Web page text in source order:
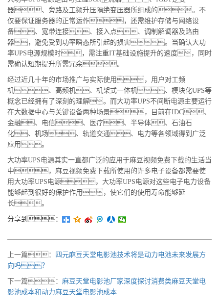
器、旁路及工频升压隔绝变压器所组成的。不
仅要保证服务器的正常运作，还需维护存储与网络设
备、宽带连接、接入点、调制解调器及路由
器，避免受到功率瞬态所引起的损害。当确认大功
率UPS电源规模时，需注重IT基础设施提升的速度，同时
需确认短期提升所需冗余。
经过近几十年的市场推广与实际使用，用户对工频
机、高频机、机架式一体机、模块化UPS等
概念已经拥有了深刻的理解。而大功率UPS不间断电源主要运行
在大数据中心与关键设备两种场景，目前在IDC、
金融、电信、医疗、半导体、石油石
化、机场、轨道交通、电力等各领域得到广泛
应用。
大功率UPS电源其实一直都广泛的应用于麻豆视频免费下载的生活当
中，麻豆视频免费下载所使用的许多电子设备都需要使
用大功率UPS电源，大功率UPS电源对这些电子电力设备
能够起到很好的保护作用，使它们的使用寿命能够延
长。
分享到：
上一篇：
四元麻豆天堂电影池技术将是动力电池未来发展方
向吗？
下一篇： 麻豆天堂电影池厂家深度探讨消费类麻豆天堂电
影池成本和动力麻豆天堂电影池成本